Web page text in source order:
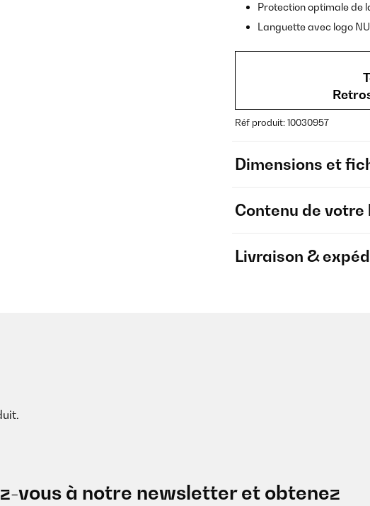
Protection optimale de
Languette avec logo
Réf produit: 10030957
Dimensions et
Contenu de votre
Livraison &
vous à notre newsletter et obtenez